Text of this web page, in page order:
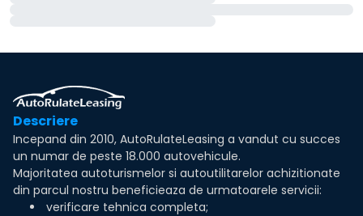
Descriere
Incepand din 2010, AutoRulateLeasing a vandut cu succes
un numar de peste 18.000 autovehicule.
Majoritatea autoturismelor si autoutilitarelor achizitionate
din parcul nostru beneficieaza de urmatoarele servicii:
verificare tehnica completa;